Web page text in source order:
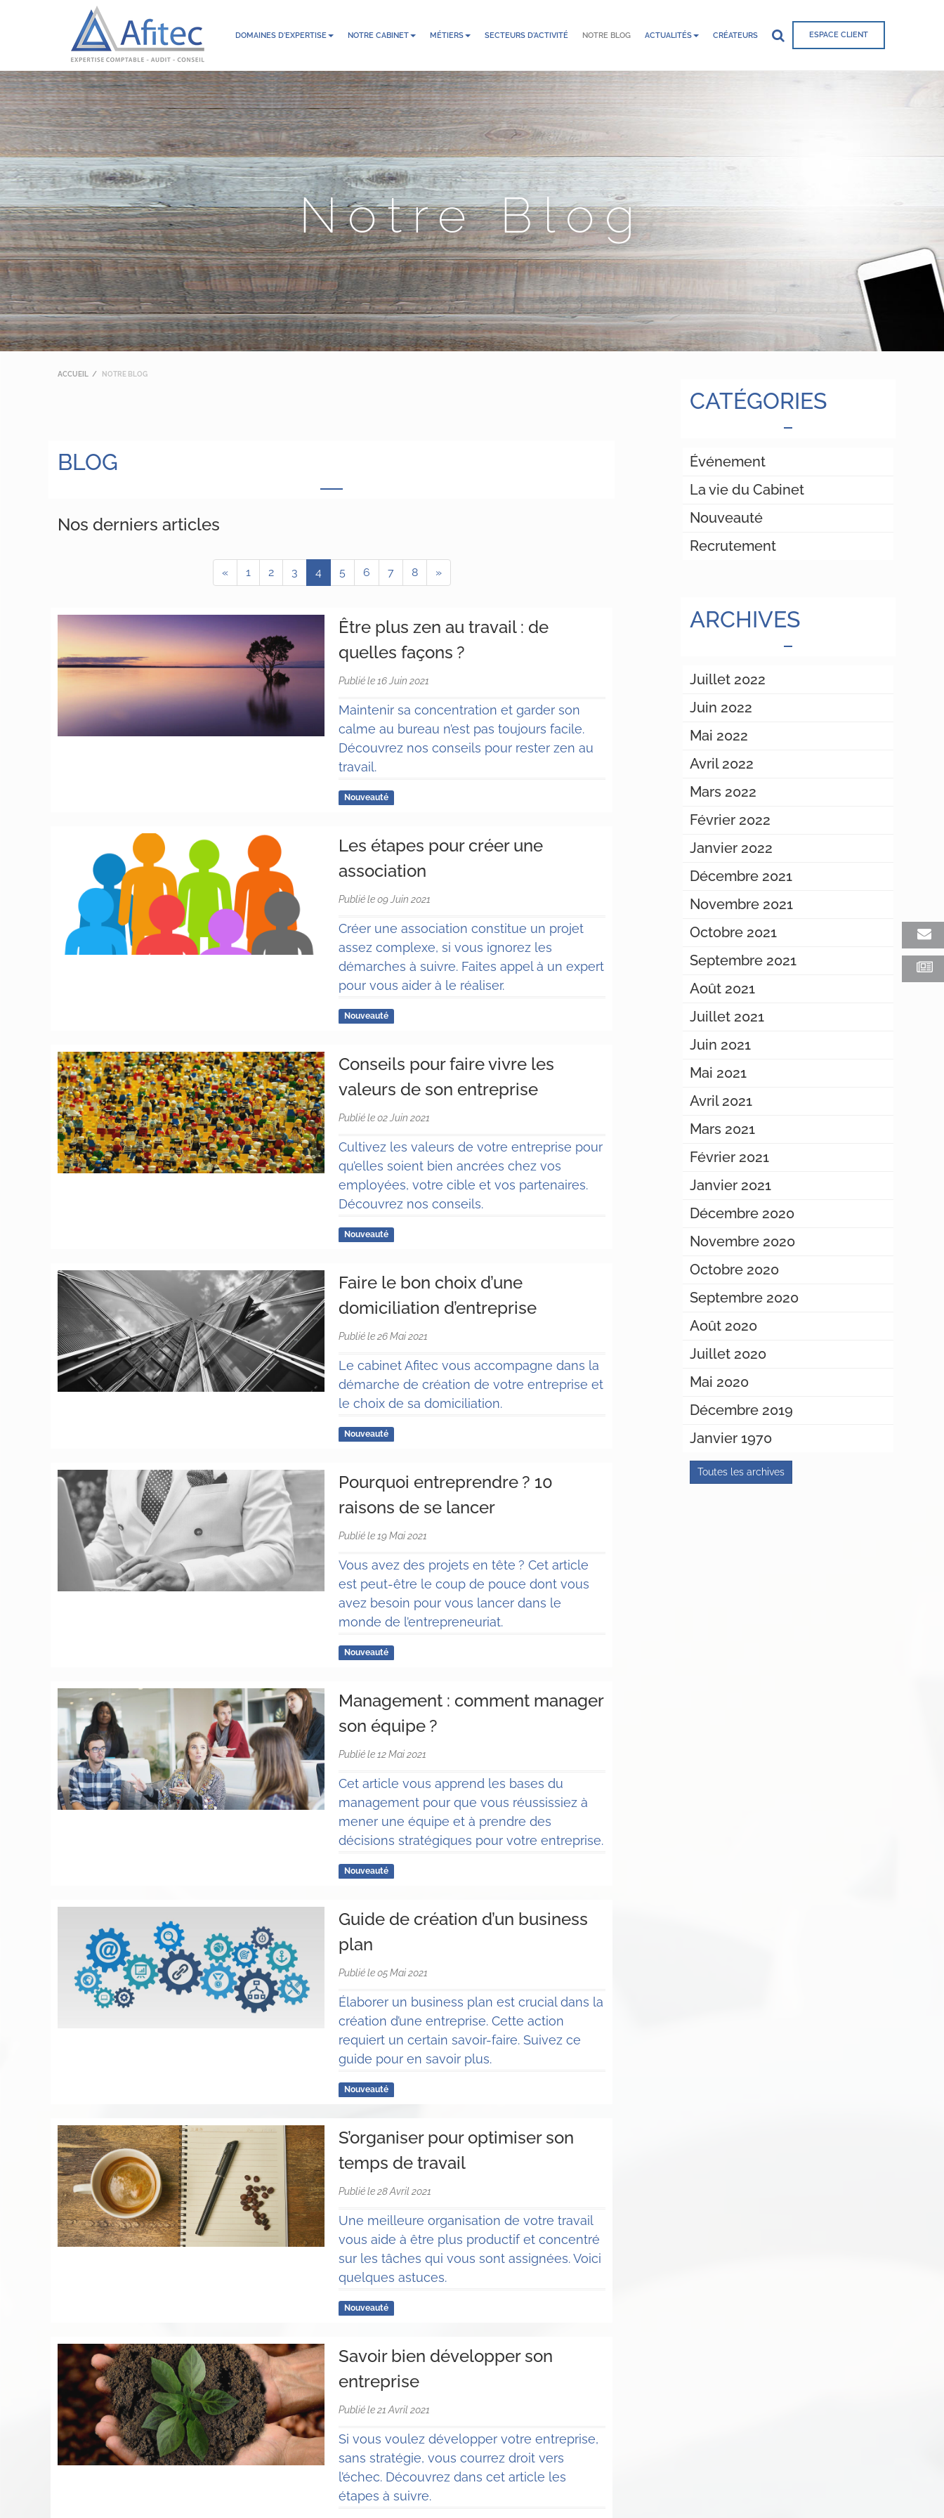
DOMAINES D'EXPERTISE NOTRE CABINET MÉTIERS SECTEURS D'ACTIVITÉ NOTRE BLOG ACTUALITÉS CRÉATEURS ESPACE CLIENT
Notre Blog
ACCUEIL NOTRE BLOG
BLOG
Nos derniers articles
« 1 2 3 4 5 6 7 8 »
Être plus zen au travail : de
quelles façons ?
Publié le 16 Juin 2021
Maintenir sa concentration et garder son
calme au bureau n’est pas toujours facile.
Découvrez nos conseils pour rester zen au
travail.
Nouveauté
Les étapes pour créer une
association
Publié le 09 Juin 2021
Créer une association constitue un projet
assez complexe, si vous ignorez les
démarches à suivre. Faites appel à un expert
pour vous aider à le réaliser.
Nouveauté
Conseils pour faire vivre les
valeurs de son entreprise
Publié le 02 Juin 2021
Cultivez les valeurs de votre entreprise pour
qu’elles soient bien ancrées chez vos
employées, votre cible et vos partenaires.
Découvrez nos conseils.
Nouveauté
Faire le bon choix d’une
domiciliation d’entreprise
Publié le 26 Mai 2021
Le cabinet Afitec vous accompagne dans la
démarche de création de votre entreprise et
le choix de sa domiciliation.
Nouveauté
Pourquoi entreprendre ? 10
raisons de se lancer
Publié le 19 Mai 2021
Vous avez des projets en tête ? Cet article
est peut-être le coup de pouce dont vous
avez besoin pour vous lancer dans le
monde de l’entrepreneuriat.
Nouveauté
Management : comment manager
son équipe ?
Publié le 12 Mai 2021
Cet article vous apprend les bases du
management pour que vous réussissiez à
mener une équipe et à prendre des
décisions stratégiques pour votre entreprise.
Nouveauté
Guide de création d’un business
plan
Publié le 05 Mai 2021
Élaborer un business plan est crucial dans la
création d’une entreprise. Cette action
requiert un certain savoir-faire. Suivez ce
guide pour en savoir plus.
Nouveauté
S’organiser pour optimiser son
temps de travail
Publié le 28 Avril 2021
Une meilleure organisation de votre travail
vous aide à être plus productif et concentré
sur les tâches qui vous sont assignées. Voici
quelques astuces.
Nouveauté
Savoir bien développer son
entreprise
Publié le 21 Avril 2021
Si vous voulez développer votre entreprise,
sans stratégie, vous courrez droit vers
l’échec. Découvrez dans cet article les
étapes à suivre.
CATÉGORIES
Événement
La vie du Cabinet
Nouveauté
Recrutement
ARCHIVES
Juillet 2022
Juin 2022
Mai 2022
Avril 2022
Mars 2022
Février 2022
Janvier 2022
Décembre 2021
Novembre 2021
Octobre 2021
Septembre 2021
Août 2021
Juillet 2021
Juin 2021
Mai 2021
Avril 2021
Mars 2021
Février 2021
Janvier 2021
Décembre 2020
Novembre 2020
Octobre 2020
Septembre 2020
Août 2020
Juillet 2020
Mai 2020
Décembre 2019
Janvier 1970
Toutes les archives